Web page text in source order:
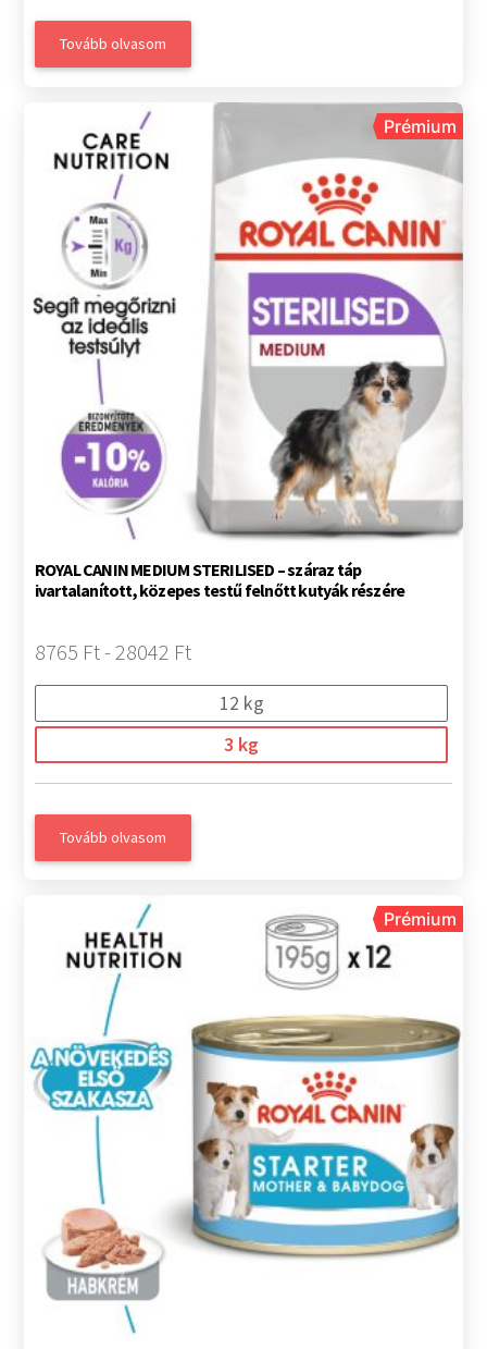
Tovább olvasom
Prémium
ROYAL CANIN MEDIUM STERILISED – száraz táp
ivartalanított, közepes testű felnőtt kutyák részére
8765 Ft - 28042 Ft
12 kg
3 kg
Tovább olvasom
Prémium